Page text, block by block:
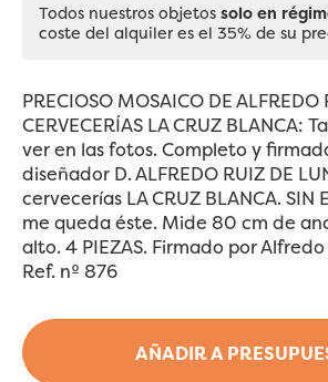
AÑADIR A
Todos nuestros objetos solo en
coste del alquiler es el 35% de su
PRECIOSO MOSAICO DE ALFREDO
CERVECERÍAS LA CRUZ BLANCA:
ver en las fotos. Completo y
diseñador D. ALFREDO RUIZ DE
cervecerías LA CRUZ BLANCA. SIN
me queda éste. Mide 80 cm de
alto. 4 PIEZAS. Firmado por
Ref. nº 876